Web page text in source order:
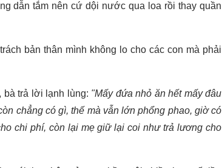
dẫn tắm nên cứ dội nước qua loa rồi thay quần
bản thân mình không lo cho các con mà phải
bà trả lời lạnh lùng: "Mấy đứa nhỏ ăn hết mấy đâu
chẳng có gì, thế mà vẫn lớn phổng phao, giờ có
chi phí, còn lại mẹ giữ lại coi như trả lương cho